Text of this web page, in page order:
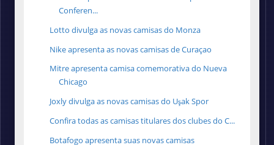
Conferen...
Lotto divulga as novas camisas do Monza
Nike apresenta as novas camisas de Curaçao
Mitre apresenta camisa comemorativa do Nueva
Chicago
Joxly divulga as novas camisas do Uşak Spor
Confira todas as camisas titulares dos clubes do C...
Botafogo apresenta suas novas camisas